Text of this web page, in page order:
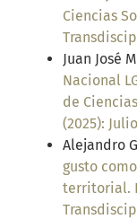
Ciencias
Juan José
Nacional
de
(2025):
Alejandro
gusto
territorial.